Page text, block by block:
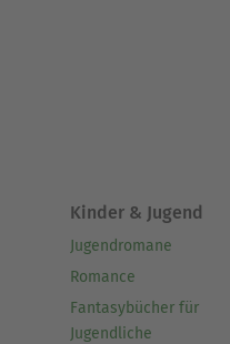
sein
dem Zweiten Weltkrieg
Kinder & Jugend
Jugendromane
Romance
Fantasybücher für
Jugendliche